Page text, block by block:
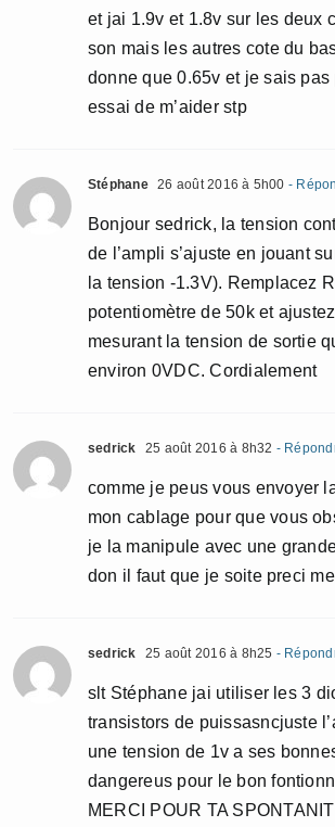
et jai 1.9v et 1.8v sur les deux
son mais les autres cote du
donne que 0.65v et je sais pas
essai de m’aider stp
Stéphane 26 août 2016 à 5h00 -
Bonjour sedrick, la tension
de l’ampli s’ajuste en jouant
la tension -1.3V). Remplacez
potentiomètre de 50k et
mesurant la tension de sortie
environ 0VDC. Cordialement
sedrick 25 août 2016 à 8h32 -
comme je peus vous envoyer
mon cablage pour que vous
je la manipule avec une
don il faut que je soite preci
sedrick 25 août 2016 à 8h25 -
slt Stéphane jai utiliser les 3
transistors de puissasncjuste
une tension de 1v a ses
dangereus pour le bon
MERCI POUR TA